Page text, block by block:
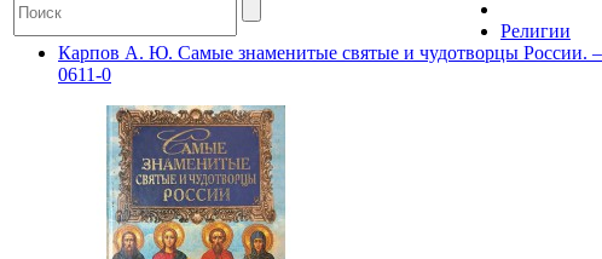
Религии
Карпов А. Ю. Самые знаменитые святые и чудотворцы России.
0611-0